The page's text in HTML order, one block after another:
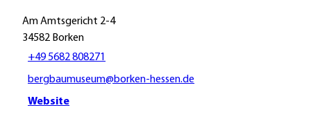
Am Amtsgericht 2-4
34582 Borken
+49 5682 808271
bergbaumuseum@borken-hessen.de
Website